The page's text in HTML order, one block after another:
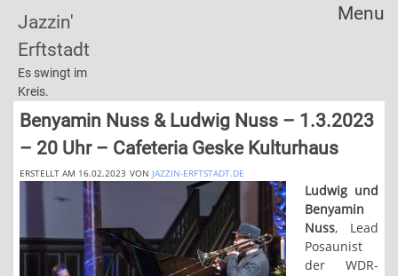
Jazzin'
Erftstadt
Es swingt im
Kreis.
Menu
Benyamin Nuss & Ludwig Nuss – 1.3.2023
– 20 Uhr – Cafeteria Geske Kulturhaus
ERSTELLT AM 16.02.2023 VON JAZZIN-ERFTSTADT.DE
Ludwig und
Benyamin
Nuss, Lead
Posaunist
der WDR-